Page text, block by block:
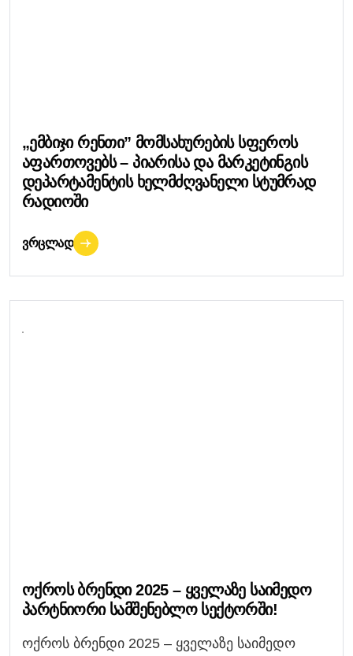
„ემბიჯი Რენთი” Მომსახურების Სფეროს
Აფართოვებს – Პიარისა Და Მარკეტინგის
Დეპარტამენტის Ხელმძღვანელი Სტუმრად
Რადიოში
ᲕᲠᲪᲚᲐᲓ
Ოქროს Ბრენდი 2025 – Ყველაზე Საიმედო
Პარტნიორი Სამშენებლო Სექტორში!
ოქროს ბრენდი 2025 – ყველაზე საიმედო